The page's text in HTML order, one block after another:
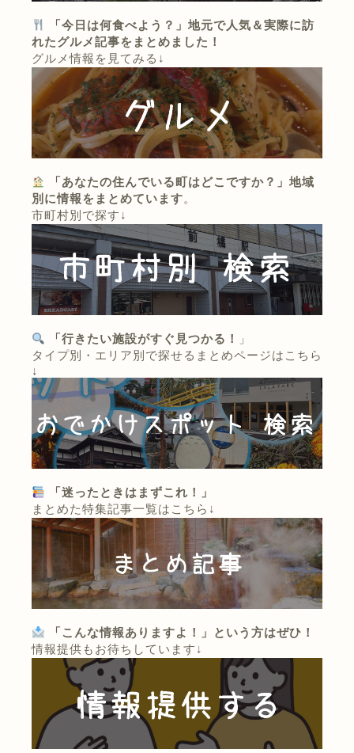
「今日は何食べよう？」地元で人気＆実際に訪
れたグルメ記事をまとめました！
グルメ情報を見てみる↓
「あなたの住んでいる町はどこですか？」地域
別に情報をまとめています。
市町村別で探す↓
「行きたい施設がすぐ見つかる！
」
タイプ別・エリア別で探せるまとめページはこちら
↓
「迷ったときはまずこれ！」
まとめた特集記事一覧はこちら↓
「こんな情報ありますよ！」という方はぜひ！
情報提供もお待ちしています↓